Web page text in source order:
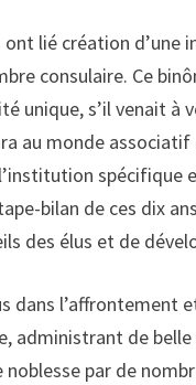
ont lié création
consulaire. Ce
unique, s’il venait
au monde
bilan de ces dix
des élus et de
dans
administrant de
par de